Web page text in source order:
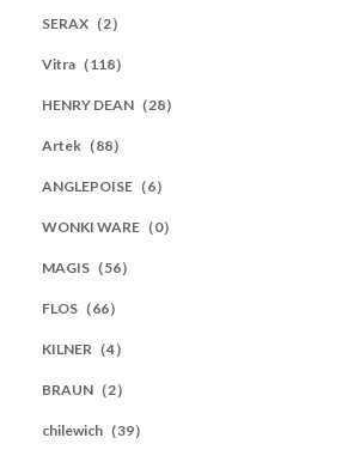
SERAX（2）
Vitra（118）
HENRY DEAN（28）
Artek（88）
ANGLEPOISE（6）
WONKI WARE（0）
MAGIS（56）
FLOS（66）
KILNER（4）
BRAUN（2）
chilewich（39）